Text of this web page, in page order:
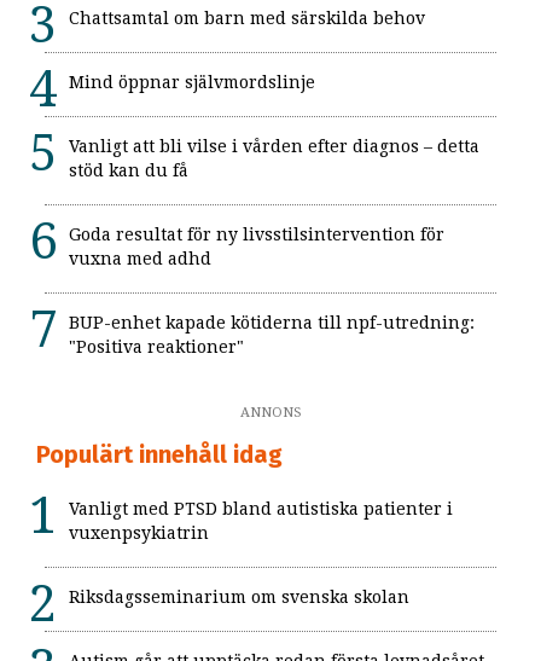
Chattsamtal om barn med särskilda behov
Mind öppnar självmordslinje
Vanligt att bli vilse i vården efter diagnos – detta
stöd kan du få
Goda resultat för ny livsstilsintervention för
vuxna med adhd
BUP-enhet kapade kötiderna till npf-utredning:
"Positiva reaktioner"
ANNONS
Populärt innehåll idag
Vanligt med PTSD bland autistiska patienter i
vuxenpsykiatrin
Riksdagsseminarium om svenska skolan